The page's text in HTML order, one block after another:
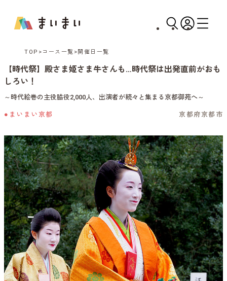
TOP コース一覧 開催日一覧
【時代祭】殿さま姫さま牛さんも…時代祭は出発直前がおも
しろい！
～時代絵巻の主役脇役2,000人、出演者が続々と集まる京都御苑へ～
●まいまい京都 京都府京都市